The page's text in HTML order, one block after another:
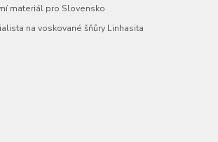
materiál pro Slovensko
na voskované šňůry Linhasita